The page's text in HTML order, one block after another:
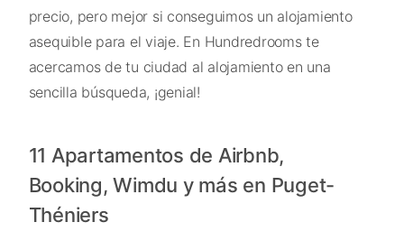
precio, pero mejor si conseguimos un alojamiento
asequible para el viaje. En Hundredrooms te
acercamos de tu ciudad al alojamiento en una
sencilla búsqueda, ¡genial!
11 Apartamentos de Airbnb,
Booking, Wimdu y más en Puget-
Théniers